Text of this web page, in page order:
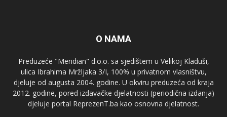
O NAMA
Preduzeće "Meridian" d.o.o. sa sjedištem u Velikoj Kladuši,
ulica Ibrahima Mržljaka 3/I, 100% u privatnom vlasništvu,
djeluje od augusta 2004. godine. U okviru preduzeća od kraja
2012. godine, pored izdavačke djelatnosti (periodična izdanja)
djeluje portal ReprezenT.ba kao osnovna djelatnost.